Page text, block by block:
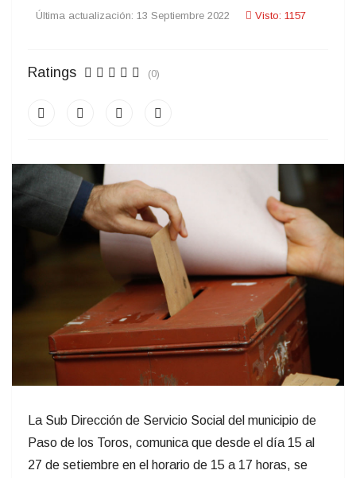
Última actualización: 13 Septiembre 2022 Visto: 1157
Ratings (0)
La Sub Dirección de Servicio Social del municipio de
Paso de los Toros, comunica que desde el día 15 al
27 de setiembre en el horario de 15 a 17 horas, se